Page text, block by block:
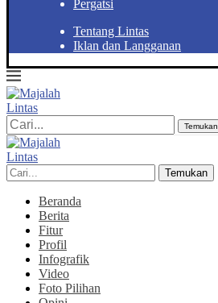
Pergatsi
Tentang Lintas
Iklan dan Langganan
Temukan
Temukan
Beranda
Berita
Fitur
Profil
Infografik
Video
Foto Pilihan